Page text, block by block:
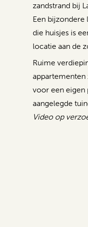
zandstrand bij
Een bijzondere
die huisjes is
locatie aan de
Ruime
appartementen
voor een eigen
aangelegde
Video op